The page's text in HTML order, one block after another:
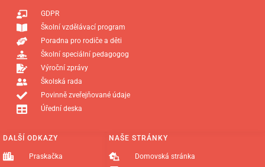
NAŠE STRÁNKY
Domovská stránka
DALŠÍ ODKAZY
Praskačka
GDPR
Školní vzdělávací program
Poradna pro rodiče a děti
Školní speciální pedagogog
Výroční zprávy
Školská rada
Povinně zveřejňované údaje
Úřední deska